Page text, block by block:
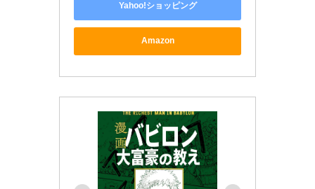
Yahoo!ショッピング
Amazon